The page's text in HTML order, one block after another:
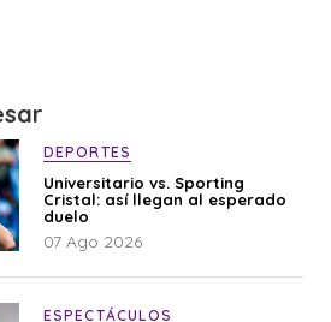
DEPORTES
Universitario vs. Sporting
Cristal: así llegan al esperado
duelo
07 Ago 2026
ESPECTÁCULOS